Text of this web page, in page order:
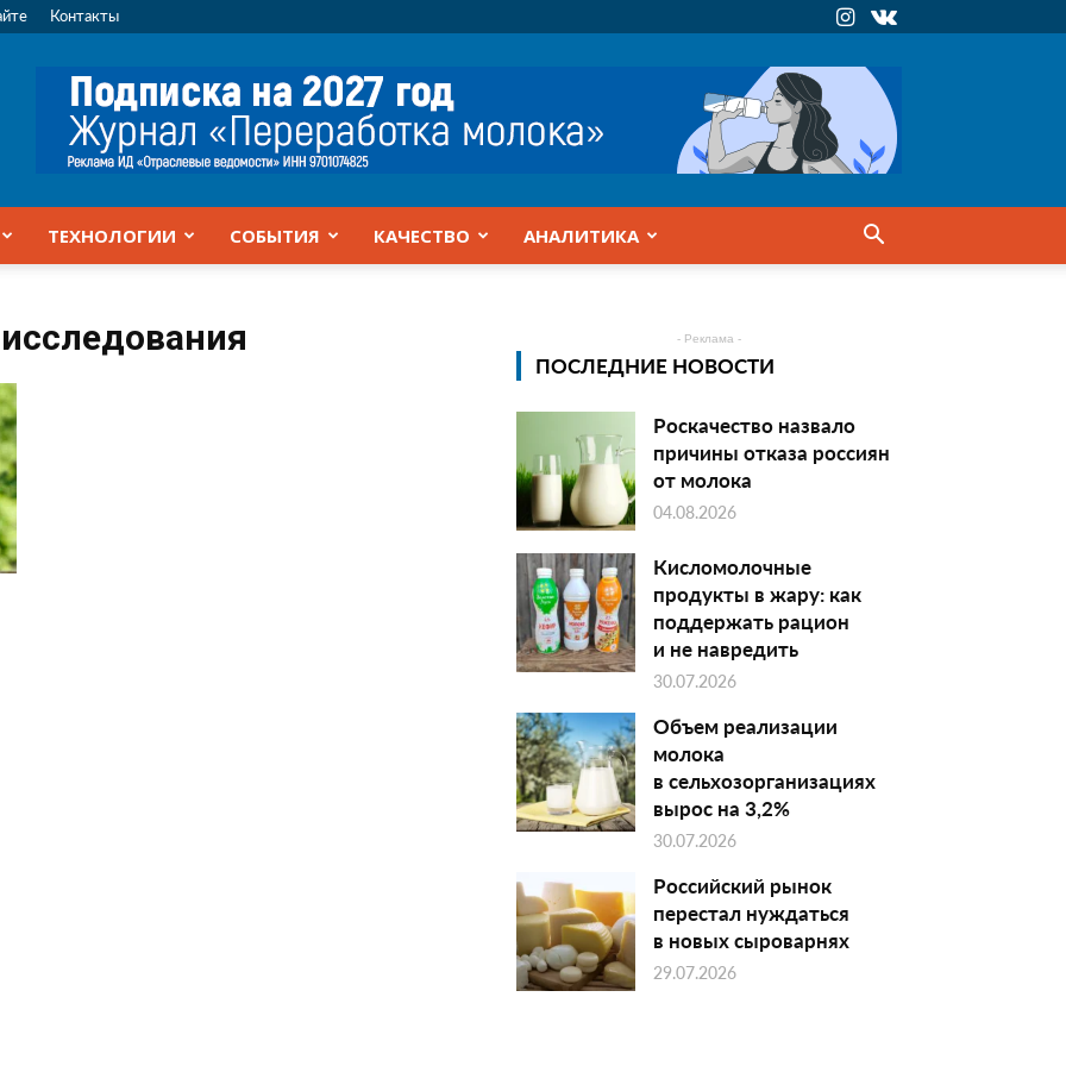
Контакты
ТЕХНОЛОГИИ СОБЫТИЯ КАЧЕСТВО АНАЛИТИКА
- Реклама -
ПОСЛЕДНИЕ НОВОСТИ
Роскачество назвало
причины отказа россиян
от молока
04.08.2026
Кисломолочные
продукты в жару: как
поддержать рацион
и не навредить
30.07.2026
Объем реализации
молока
в сельхозорганизациях
вырос на 3,2%
30.07.2026
Российский рынок
перестал нуждаться
в новых сыроварнях
29.07.2026